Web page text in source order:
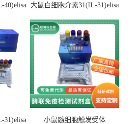
40)elisa
大鼠白细胞介素31(IL-31)elisa
31)elisa
小鼠髓细胞触发受体